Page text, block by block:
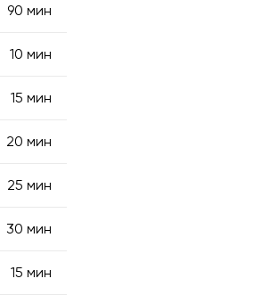
90 мин
10 мин
15 мин
20 мин
25 мин
30 мин
15 мин